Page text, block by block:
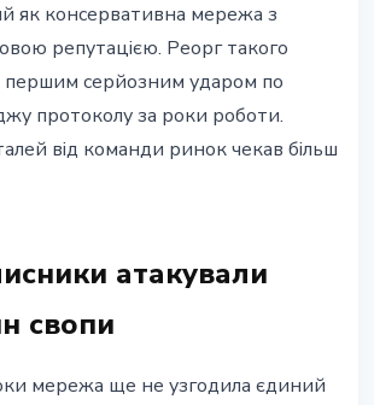
як консервативна мережа з
репутацією. Реорг такого
першим серйозним ударом по
протоколу за роки роботи.
від команди ринок чекав більш
атакували
свопи
мережа ще не узгодила єдиний